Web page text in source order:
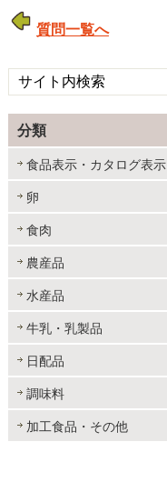
質問一覧へ
分類
食品表示・カタログ表示
卵
食肉
農産品
水産品
牛乳・乳製品
日配品
調味料
加工食品・その他